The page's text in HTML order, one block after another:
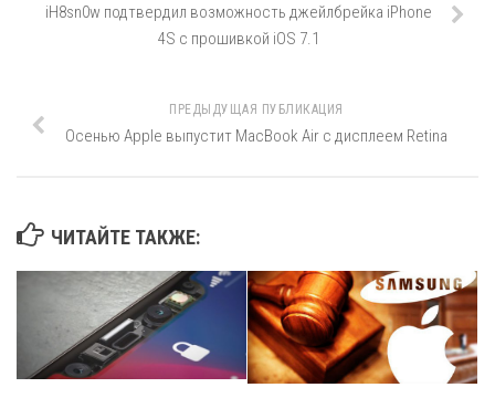
iH8sn0w подтвердил возможность джейлбрейка iPhone
4S с прошивкой iOS 7.1
ПРЕДЫДУЩАЯ ПУБЛИКАЦИЯ
Осенью Apple выпустит MacBook Air с дисплеем Retina
ЧИТАЙТЕ ТАКЖЕ: